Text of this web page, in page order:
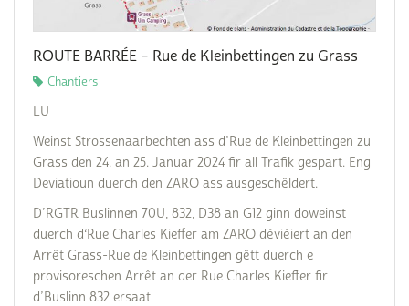
ROUTE BARRÉE – Rue de Kleinbettingen zu Grass
Chantiers
LU
Weinst Strossenaarbechten ass d’Rue de Kleinbettingen zu
Grass den 24. an 25. Januar 2024 fir all Trafik gespart. Eng
Deviatioun duerch den ZARO ass ausgeschëldert.
D’RGTR Buslinnen 70U, 832, D38 an G12 ginn doweinst
duerch d‘Rue Charles Kieffer am ZARO déviéiert an den
Arrêt Grass-Rue de Kleinbettingen gëtt duerch e
provisoreschen Arrêt an der Rue Charles Kieffer fir
d’Buslinn 832 ersaat